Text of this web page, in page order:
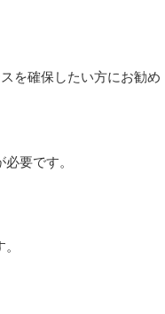
を確保したい方にお勧め
要です。